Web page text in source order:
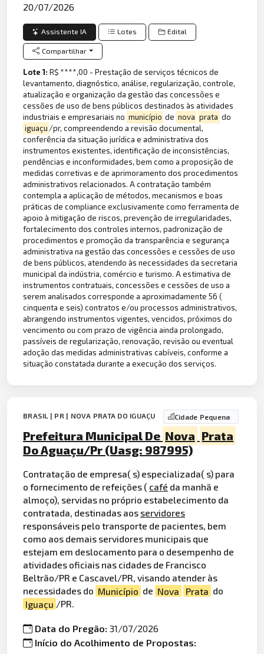
20/07/2026
Assistente IA Lotes Edital
Compartilhar
Lote 1:R$ ****,00 - Prestação de serviços técnicos de
levantamento, diagnóstico, análise, regularização, controle,
atualização e organização da gestão das concessões e
cessões de uso de bens públicos destinados às atividades
industriais e empresariais no município de nova prata do
iguaçu/pr, compreendendo a revisão documental,
conferência da situação jurídica e administrativa dos
instrumentos existentes, identificação de inconsistências,
pendências e inconformidades, bem como a proposição de
medidas corretivas e de aprimoramento dos procedimentos
administrativos relacionados. A contratação também
contempla a aplicação de métodos, mecanismos e boas
práticas de compliance exclusivamente como ferramenta de
apoio à mitigação de riscos, prevenção de irregularidades,
fortalecimento dos controles internos, padronização de
procedimentos e promoção da transparência e segurança
administrativa na gestão das concessões e cessões de uso
de bens públicos, atendendo às necessidades da secretaria
municipal da indústria, comércio e turismo. A estimativa de
instrumentos contratuais, concessões e cessões de uso a
serem analisados corresponde a aproximadamente 56 (
cinquenta e seis) contratos e/ou processos administrativos,
abrangendo instrumentos vigentes, vencidos, próximos do
vencimento ou com prazo de vigência ainda prolongado,
passíveis de regularização, renovação, revisão ou eventual
adoção das medidas administrativas cabíveis, conforme a
situação constatada durante a execução dos serviços.
BRASIL | PR | NOVA PRATA DO IGUAÇU Cidade Pequena
Prefeitura Municipal De Nova Prata
Do Aguaçu/Pr (Uasg: 987995)
Contratação de empresa( s) especializada( s) para
o fornecimento de refeições ( café da manhã e
almoço), servidas no próprio estabelecimento da
contratada, destinadas aos servidores
responsáveis pelo transporte de pacientes, bem
como aos demais servidores municipais que
estejam em deslocamento para o desempenho de
atividades oficiais nas cidades de Francisco
Beltrão/PR e Cascavel/PR, visando atender às
necessidades do Município de Nova Prata do
Iguaçu /PR.
Data do Pregão:31/07/2026
Início do Acolhimento de Propostas: